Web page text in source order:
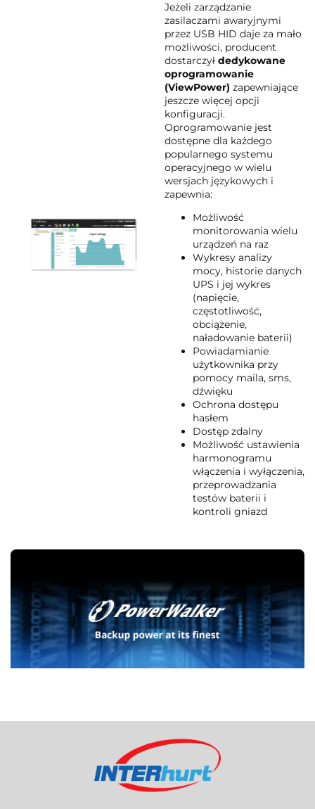
Jeżeli zarządzanie
zasilaczami awaryjnymi
przez USB HID daje za mało
możliwości, producent
dostarczył dedykowane
oprogramowanie
(ViewPower) zapewniające
jeszcze więcej opcji
konfiguracji.
Oprogramowanie jest
dostępne dla każdego
popularnego systemu
operacyjnego w wielu
wersjach językowych i
zapewnia:
Możliwość
monitorowania wielu
urządzeń na raz
Wykresy analizy
mocy, historie danych
UPS i jej wykres
(napięcie,
częstotliwość,
obciążenie,
naładowanie baterii)
Powiadamianie
użytkownika przy
pomocy maila, sms,
dźwięku
Ochrona dostępu
hasłem
Dostęp zdalny
Możliwość ustawienia
harmonogramu
włączenia i wyłączenia,
przeprowadzania
testów baterii i
kontroli gniazd